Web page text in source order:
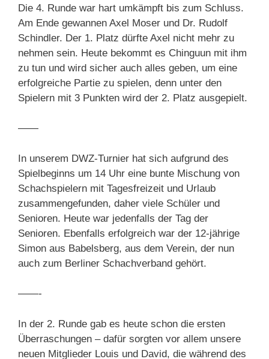
Die 4. Runde war hart umkämpft bis zum Schluss.
Am Ende gewannen Axel Moser und Dr. Rudolf
Schindler. Der 1. Platz dürfte Axel nicht mehr zu
nehmen sein. Heute bekommt es Chinguun mit ihm
zu tun und wird sicher auch alles geben, um eine
erfolgreiche Partie zu spielen, denn unter den
Spielern mit 3 Punkten wird der 2. Platz ausgepielt.
——
In unserem DWZ-Turnier hat sich aufgrund des
Spielbeginns um 14 Uhr eine bunte Mischung von
Schachspielern mit Tagesfreizeit und Urlaub
zusammengefunden, daher viele Schüler und
Senioren. Heute war jedenfalls der Tag der
Senioren. Ebenfalls erfolgreich war der 12-jährige
Simon aus Babelsberg, aus dem Verein, der nun
auch zum Berliner Schachverband gehört.
——-
In der 2. Runde gab es heute schon die ersten
Überraschungen – dafür sorgten vor allem unsere
neuen Mitglieder Louis und David, die während des